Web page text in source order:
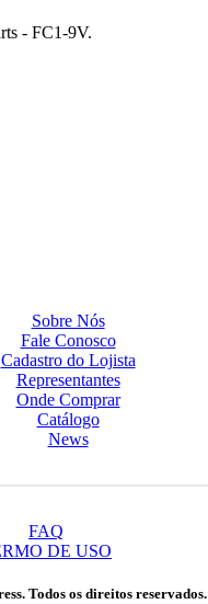
- FC1-9V.
Sobre Nós
Fale Conosco
Cadastro do Lojista
Representantes
Onde Comprar
Catálogo
News
FAQ
DE USO
Todos os direitos reservados.